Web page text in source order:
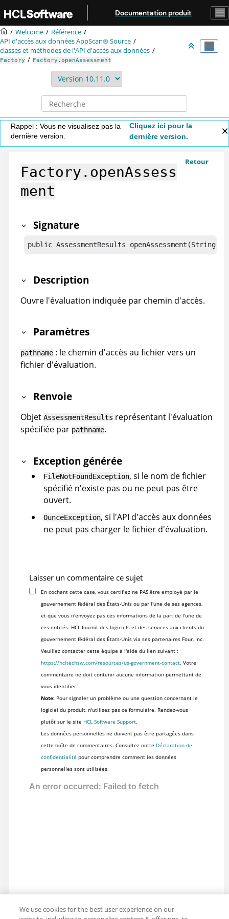
Aller au contenu principal
Documentation produit
Welcome
Référence
API d'accès aux donnéesAppScan® Source
classes et méthodes de l'API d'accès aux données
Factory Factory.openAssessment
Rappel : Vous ne visualisez pas la
dernière version.
Cliquez ici pour la
dernière version.
Retour
Factory.openAssess
ment
Signature
public AssessmentResults openAssessment(String
Description
Ouvre l'évaluation indiquée par chemin d'accès.
Paramètres
pathname : le chemin d'accès au fichier vers un
fichier d'évaluation.
Renvoie
Objet AssessmentResults représentant l'évaluation
spécifiée par pathname.
Exception générée
FileNotFoundException, si le nom de fichier
spécifié n'existe pas ou ne peut pas être
ouvert.
OunceException, si l'API d'accès aux données
ne peut pas charger le fichier d'évaluation.
Laisser un commentaire ce sujet
En cochant cette case, vous certifiez ne PAS être employé par le
gouvernement fédéral des États-Unis ou par l'une de ses agences,
et que vous n'envoyez pas ces informations de la part de l'une de
ces entités. HCL fournit des logiciels et des services aux clients du
gouvernement fédéral des États-Unis via ses partenaires Four, Inc.
Veuillez contacter cette équipe à l'aide du lien suivant :
https://hcltechsw.com/resources/us-government-contact. Votre
commentaire ne doit contenir aucune information permettant de
vous identifier.
Note:Pour signaler un problème ou une question concernant le
logiciel du produit, n'utilisez pas ce formulaire. Rendez-vous
plutôt sur le site HCL Software Support.
Les données personnelles ne doivent pas être partagées dans
cette boîte de commentaires. Consultez notre Déclaration de
confidentialité pour comprendre comment les données
personnelles sont utilisées.
We use cookies for the best user experience on our